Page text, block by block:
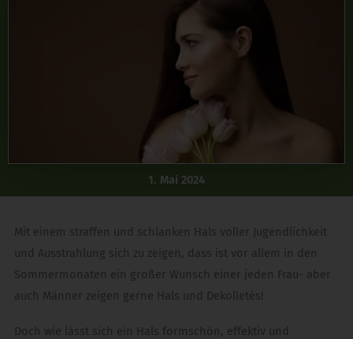
1. Mai 2024
Mit einem straffen und schlanken Hals voller Jugendlichkeit
und Ausstrahlung sich zu zeigen, dass ist vor allem in den
Sommermonaten ein großer Wunsch einer jeden Frau- aber
auch Männer zeigen gerne Hals und Dekolletés!
Doch wie lässt sich ein Hals formschön, effektiv und